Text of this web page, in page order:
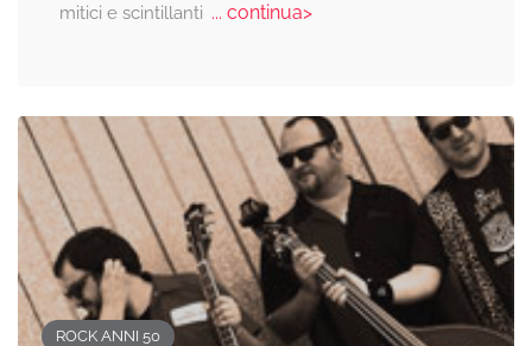
mitici e scintillanti ... continua>
ROCK ANNI 50